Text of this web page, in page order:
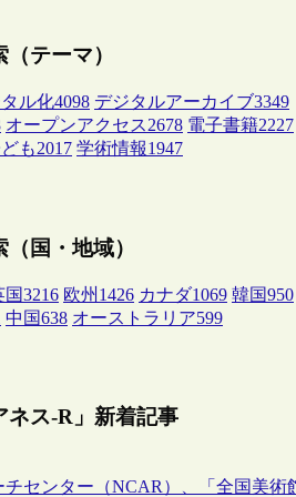
テーマ）
ル化4098 デジタルアーカイブ3349
オープンアクセス2678 電子書籍2227
も2017 学術情報1947
国・地域）
国3216 欧州 1426 カナダ1069 韓国950
中国638 オーストラリア599
ネス-R」新着記事
チセンター（NCAR）、「全国美術